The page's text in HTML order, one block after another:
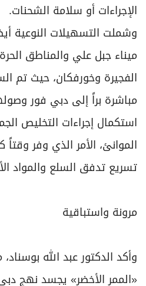
الإجراءات أو سلامة الشحنات.
وشملت التسهيلات النوعية
ميناء جبل علي والمناطق
الفجيرة وخورفكان، حيث تم
مباشرة براً إلى دبي فور
استكمال إجراءات التخليص
الموانئ، الأمر الذي وفر
تسريع تدفق السلع والمواد
مرونة واستباقية
وأكد الدكتور عبد الله
«الممر الأخضر» يجسد نهج